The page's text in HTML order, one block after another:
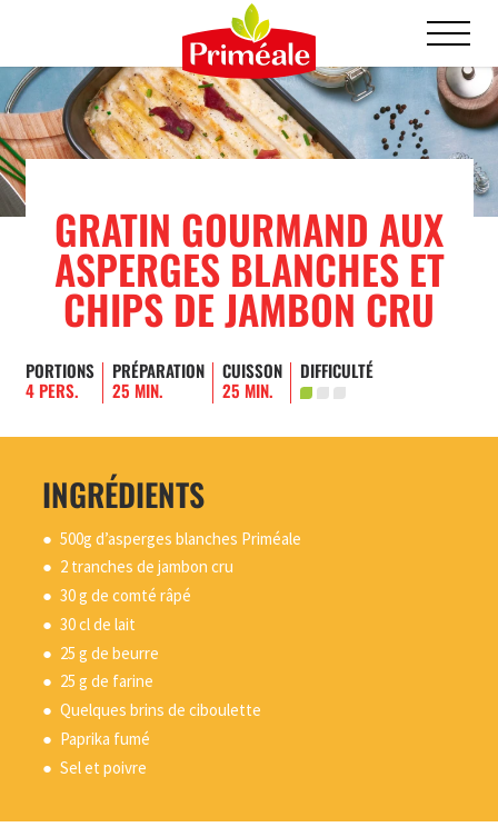
GRATIN GOURMAND AUX
ASPERGES BLANCHES ET
CHIPS DE JAMBON CRU
PORTIONS
4 PERS.
PRÉPARATION
25 MIN.
CUISSON
25 MIN.
DIFFICULTÉ
INGRÉDIENTS
500g d’asperges blanches Priméale
2 tranches de jambon cru
30 g de comté râpé
30 cl de lait
25 g de beurre
25 g de farine
Quelques brins de ciboulette
Paprika fumé
Sel et poivre